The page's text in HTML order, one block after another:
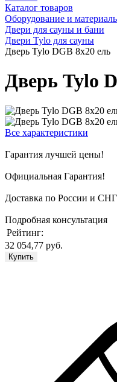
Каталог товаров
Оборудование и
Двери для сауны и бани
Двери Tylo для сауны
Дверь Tylo DGB 8x20 ель
Дверь Tylo
Все характеристики
Гарантия лучшей цены!
Официальная Гарантия!
Доставка по России и
Подробная консультация
Рейтинг:
32 054,77 руб.
Купить